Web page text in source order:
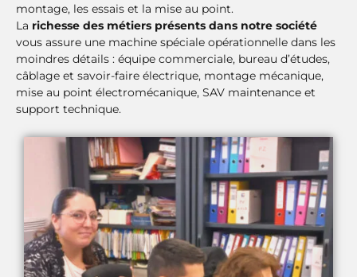
montage, les essais et la mise au point.
La richesse des métiers présents dans notre société
vous assure une machine spéciale opérationnelle dans les
moindres détails : équipe commerciale, bureau d’études,
câblage et savoir-faire électrique, montage mécanique,
mise au point électromécanique, SAV maintenance et
support technique.